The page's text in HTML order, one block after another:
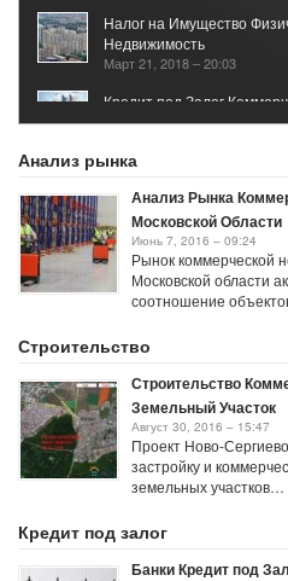
Налог на Имущество
Недвижимость
Март 21, 2018 – 20:03
Кредит под Залог
Июль 7, 2016 – 15:31
Анализ рынка
Анализ Рынка
Московской Области
Июнь 7, 2016 – 09:24
Рынок коммерческой
Московской области
соотношение
Строительство
Строительство
Земельный Участок
Август 30, 2016 – 15:47
Проект Ново-
застройку и
земельных участков…
Кредит под залог
Банки Кредит под